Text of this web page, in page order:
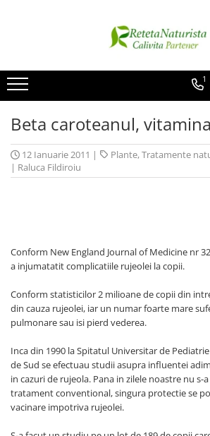
Categorii Populare
Antivirale / Antigripale
Antistress / Stare depresie
Pentru Digestie
Slabit / Obezitate / Celulita
Vitamine / Multivitamine
Contact / Despre Noi
Contact
Despre noi
Livrare
1
Beta caroteanul,
12 Ianuarie 2011 | Plante,Tratamente
| Raluca Fildiroiu
Conform New England Journal of Medicine nr
a injumatatit complicatiile rujeolei la copii.
Conform statisticilor 2 milioane de copii din
din cauza rujeolei, iar un numar foarte mare
pulmonare sau isi pierd vederea.
Inca din 1990 la Spitatul Universitar de
de Sud se efectuau studii asupra influentei
in cazuri de rujeola. Pana in zilele noastre nu s-
tratament conventional, singura protectie se
vacinare impotriva rujeolei.